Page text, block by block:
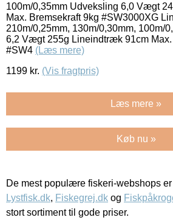
100m/0,35mm Udveksling 6,0 Vægt
Max. Bremsekraft 9kg #SW3000XG
210m/0,25mm, 130m/0,30mm, 100m/
6,2 Vægt 255g Lineindtræk 91cm Max.
#SW4 (Læs mere)
1199 kr. (Vis fragtpris)
Læs mere »
Køb nu »
De mest populære fiskeri-webshops
Lystfisk.dk, Fiskegrej.dk og
stort sortiment til gode priser.